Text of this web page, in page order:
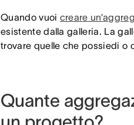
Quando vuoi creare
esistente dalla galleria. La
trovare quelle che possiedi o
Quante